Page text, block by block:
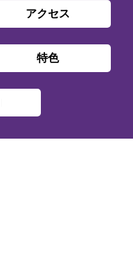
アクセス
特色